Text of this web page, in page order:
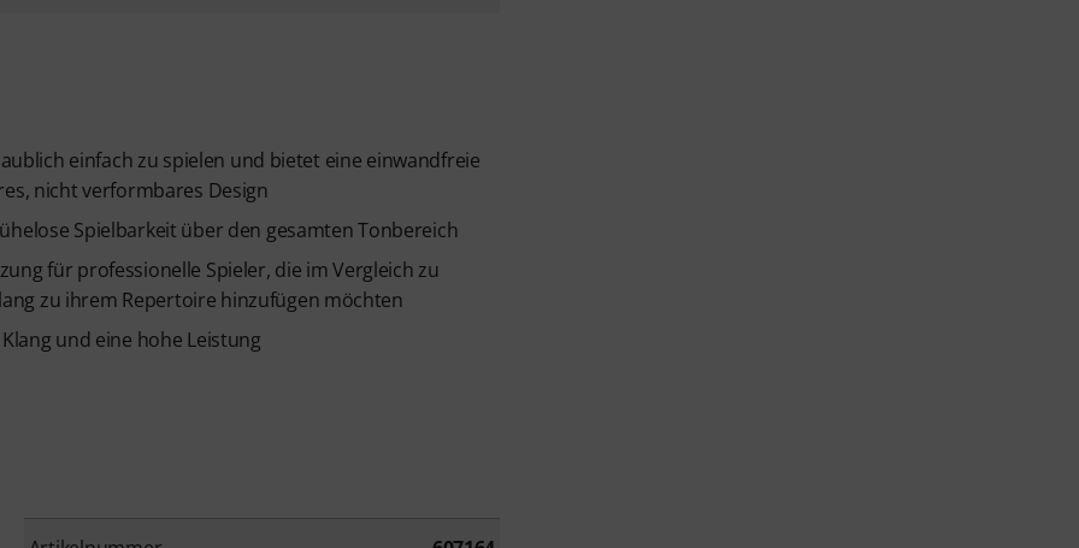
einfach zu spielen und bietet eine einwandfreie
nicht verformbares Design
Spielbarkeit über den gesamten Tonbereich
für professionelle Spieler, die im Vergleich zu
zu ihrem Repertoire hinzufügen möchten
und eine hohe Leistung